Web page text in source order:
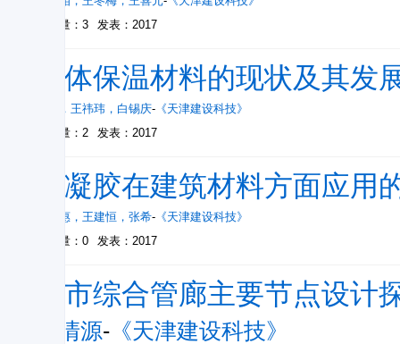
被引量：3
发表：2017
墙体保温材料的现状及其发
， 王祎玮 ， 白锡庆- 《天津建设科技》
被引量：2
发表：2017
气凝胶在建筑材料方面应用
王思惠 ， 王建恒 ， 张希- 《天津建设科技》
被引量：0
发表：2017
城市综合管廊主要节点设计
胡清源- 《天津建设科技》